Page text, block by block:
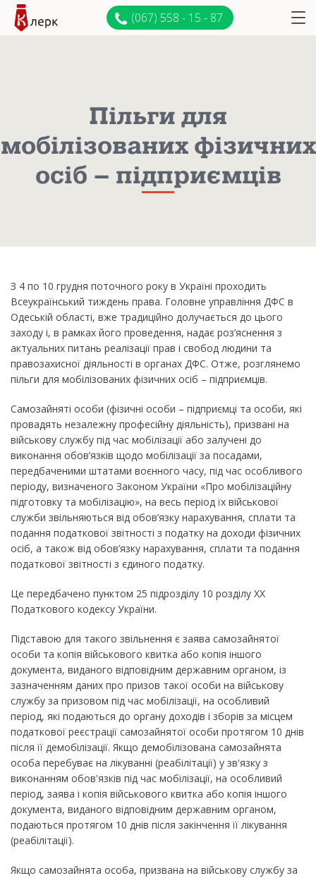
(067) 558 - 15 - 87
Пільги для
мобілізованих фізичних
осіб – підприємців
З 4 по 10 грудня поточного року в Україні проходить
Всеукраїнський тиждень права. Головне управління ДФС в
Одеській області, вже традиційно долучається до цього
заходу і, в рамках його проведення, надає роз’яснення з
актуальних питань реалізації прав і свобод людини та
правозахисної діяльності в органах ДФС. Отже, розглянемо
пільги для мобілізованих фізичних осіб – підприємців.
Самозайняті особи (фізичні особи – підприємці та особи, які
провадять незалежну професійну діяльність), призвані на
військову службу під час мобілізації або залучені до
виконання обов’язків щодо мобілізації за посадами,
передбаченими штатами воєнного часу, під час особливого
періоду, визначеного Законом України «Про мобілізаційну
підготовку та мобілізацію», на весь період їх військової
служби звільняються від обов’язку нарахування, сплати та
подання податкової звітності з податку на доходи фізичних
осіб, а також від обов’язку нарахування, сплати та подання
податкової звітності з єдиного податку.
Це передбачено пунктом 25 підрозділу 10 розділу ХХ
Податкового кодексу України.
Підставою для такого звільнення є заява самозайнятої
особи та копія військового квитка або копія іншого
документа, виданого відповідним державним органом, із
зазначенням даних про призов такої особи на військову
службу за призовом під час мобілізації, на особливий
період, які подаються до органу доходів і зборів за місцем
податкової реєстрації самозайнятої особи протягом 10 днів
після її демобілізації. Якщо демобілізована самозайнята
особа перебуває на лікуванні (реабілітації) у зв'язку з
виконанням обов'язків під час мобілізації, на особливий
період, заява і копія військового квитка або копія іншого
документа, виданого відповідним державним органом,
подаються протягом 10 днів після закінчення її лікування
(реабілітації).
Якщо самозайнята особа, призвана на військову службу за